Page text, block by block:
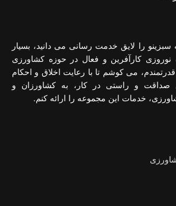
سبزینو را لایق خدمت رسانی می دانید، بسیار
کارآفرین و فعال در حوزه کشاورزی
می کوشم تا با رعایت اخلاق و احکام
و راستی در کار، به کشاورزان و
خدمات این مجموعه را ارائه کنم.